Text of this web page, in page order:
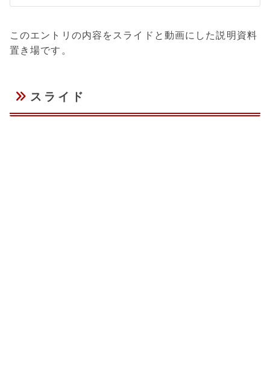
このエントリの内容をスライドと動画にした説明資料
置き場です。
スライド